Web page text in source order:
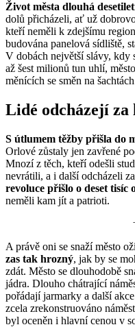
Život města dlouhá
dolů přicházeli, ať už
kteří neměli k zdejšímu
budována panelová sídliště,
V dobách největší slávy, kdy
až šest milionů tun uhlí,
měnících se směn na
Lidé odcházejí za
S útlumem těžby přišla do
Orlové zůstaly jen zavřené
Mnozí z těch, kteří odešli
nevrátili, a i další odcházeli
revoluce přišlo o deset tisíc
neměli kam jít a patrioti.
A právě oni se snaží město
zas tak hrozný, jak by se
zdát. Město se dlouhodobě
jádra. Dlouho chátrající
pořádají jarmarky a další
zcela zrekonstruováno
byl oceněn i hlavní cenou v